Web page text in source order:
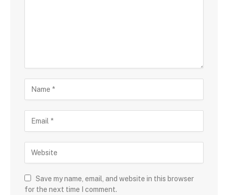
Save my name, email, and website in this browser
for the next time I comment.